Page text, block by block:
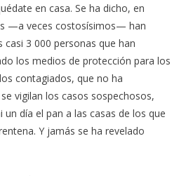
en casa. Se ha dicho, en
—a veces costosísimos— han
3 000 personas que han
los medios de protección para los
contagiados, que no ha
vigilan los casos sospechosos,
día el pan a las casas de los que
Y jamás se ha revelado